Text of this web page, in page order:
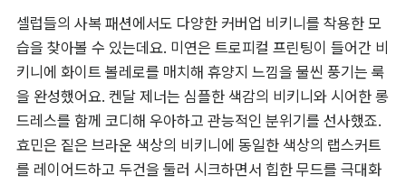
셀럽들의 사복 패션에서도 다양한 커버업 비키니를 착용한 모
습을 찾아볼 수 있는데요. 미연은 트로피컬 프린팅이 들어간 비
키니에 화이트 볼레로를 매치해 휴양지 느낌을 물씬 풍기는 룩
을 완성했어요. 켄달 제너는 심플한 색감의 비키니와 시어한 롱
드레스를 함께 코디해 우아하고 관능적인 분위기를 선사했죠.
효민은 짙은 브라운 색상의 비키니에 동일한 색상의 랩스커트
를 레이어드하고 두건을 둘러 시크하면서 힙한 무드를 극대화